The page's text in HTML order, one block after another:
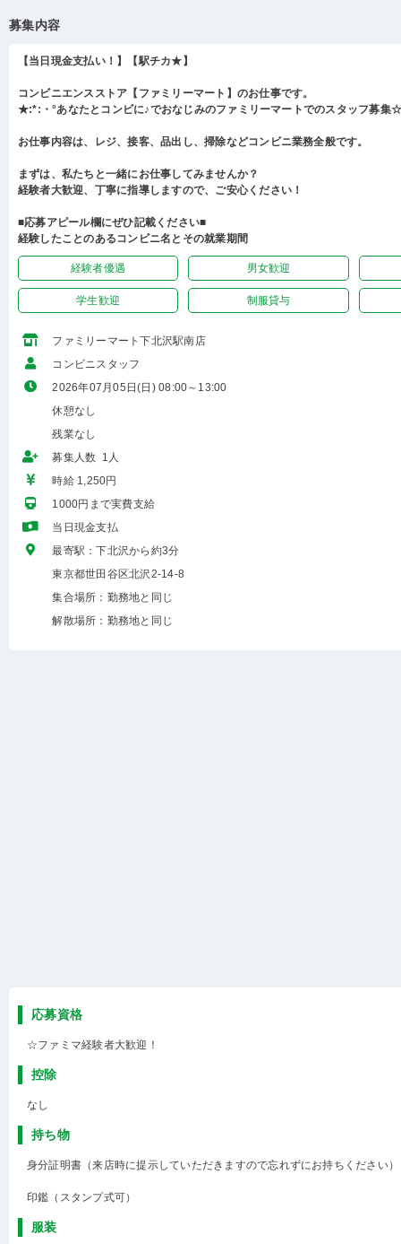
募集内容
【当日現金支払い！】【駅チカ★】
コンビニエンスストア【ファミリーマート】のお仕事です。
★:*:・°あなたとコンビに♪でおなじみのファミリーマートでのスタッフ募集
お仕事内容は、レジ、接客、品出し、掃除などコンビニ業務全般です。
まずは、私たちと一緒にお仕事してみませんか？
経験者大歓迎、丁寧に指導しますので、ご安心ください！
■応募アピール欄にぜひ記載ください■
経験したことのあるコンビニ名とその就業期間
経験者優遇 男女歓迎
学生歓迎 制服貸与
ファミリーマート下北沢駅南店
コンビニスタッフ
2026年07月05日(日) 08:00～13:00
休憩なし
残業なし
募集人数 1人
時給 1,250円
1000円まで実費支給
当日現金支払
最寄駅：下北沢から約3分
東京都世田谷区北沢2-14-8
集合場所：勤務地と同じ
解散場所：勤務地と同じ
応募資格
☆ファミマ経験者大歓迎！
控除
なし
持ち物
身分証明書（来店時に提示していただきますので忘れずにお持ちください）
印鑑（スタンプ式可）
服装